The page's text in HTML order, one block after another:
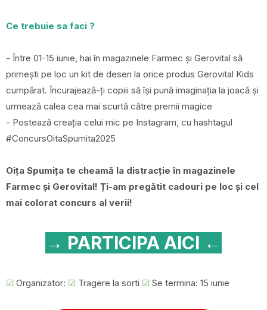
Ce trebuie sa faci ?
- Între 01-15 iunie, hai în magazinele Farmec și Gerovital să
primești pe loc un kit de desen la orice produs Gerovital Kids
cumpărat. Încurajează-ți copiii să își pună imaginația la joacă și
urmează calea cea mai scurtă către premii magice
- Postează creația celui mic pe Instagram, cu hashtagul
#ConcursOitaSpumita2025
Oița Spumița te cheamă la distracție în magazinele
Farmec și Gerovital! Ți-am pregătit cadouri pe loc și cel
mai colorat concurs al verii!
→ PARTICIPA AICI ←
☑ Organizator: ☑ Tragere la sorti ☑ Se termina: 15 iunie